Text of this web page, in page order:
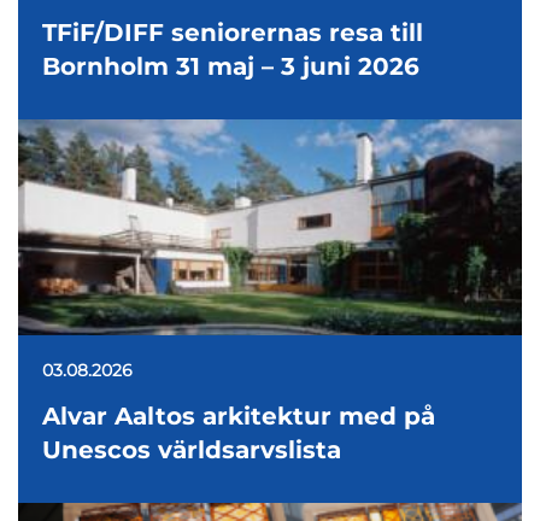
TFiF/DIFF seniorernas resa till
Bornholm 31 maj – 3 juni 2026
03.08.2026
Alvar Aaltos arkitektur med på
Unescos världsarvslista